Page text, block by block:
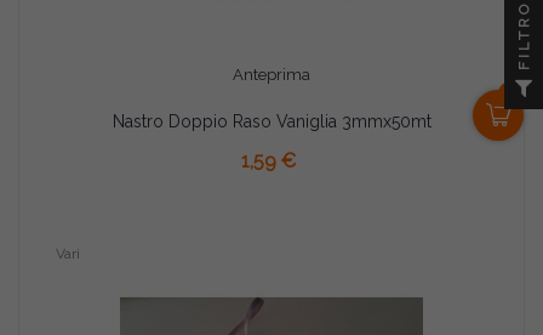
Anteprima
Nastro Doppio Raso Vaniglia 3mmx50mt
1,59 €
Vari
FILTRO